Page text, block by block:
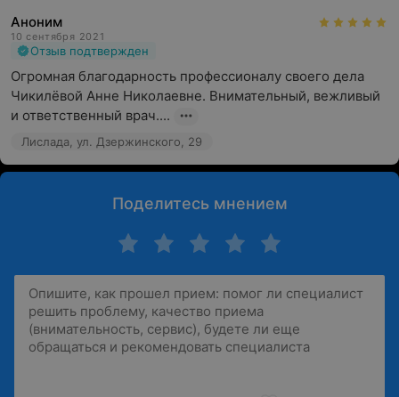
Аноним
10 сентября 2021
Отзыв подтвержден
Огромная благодарность профессионалу своего дела
Чикилёвой Анне Николаевне. Внимательный, вежливый
и ответственный врач....
Лислада, ул. Дзержинского, 29
Поделитесь мнением